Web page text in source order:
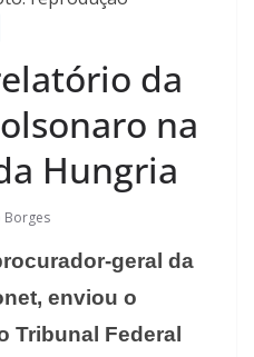
da
na
Hungria
Borges
geral da
enviou o
Tribunal Federal